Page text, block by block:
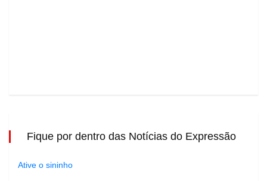
Fique por dentro das Notícias do Expressão
Ative o sininho